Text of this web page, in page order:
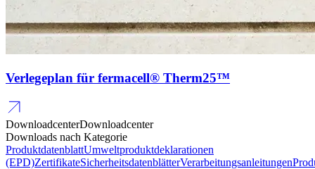
Verlegeplan für fermacell® Therm25™
DownloadcenterDownloadcenter
Downloads nach Kategorie
ProduktdatenblattUmweltproduktdeklarationen
(EPD)ZertifikateSicherheitsdatenblätterVerarbeitungsanleitungen